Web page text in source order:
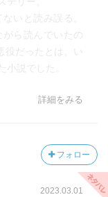
いと読み誤る。
ら読んでいたの
だったとは。い
小説でした。
詳細をみる
フォロー
2023.03.01